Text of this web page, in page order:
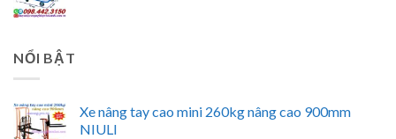
NỔI BẬT
Xe nâng tay cao mini 260kg nâng cao 900mm
NIULI